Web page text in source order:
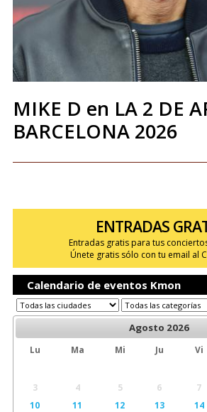
MIKE D en LA 2 DE
BARCELONA 2026
ENTRADAS
Entradas gratis para tus
Únete gratis sólo con tu email al
Calendario de eventos Kmon
Agosto 2026
Lu Ma Mi Ju Vi
3
4 5 6 7
10
11 12 13 14